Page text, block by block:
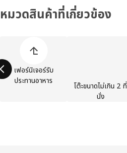
หมวดสินค้าที่เกี่ยวข้อง
เฟอร์นิเจอร์รับ
ประทานอาหาร
โต๊ะขนาดไม่เกิน 2 ที่
นั่ง